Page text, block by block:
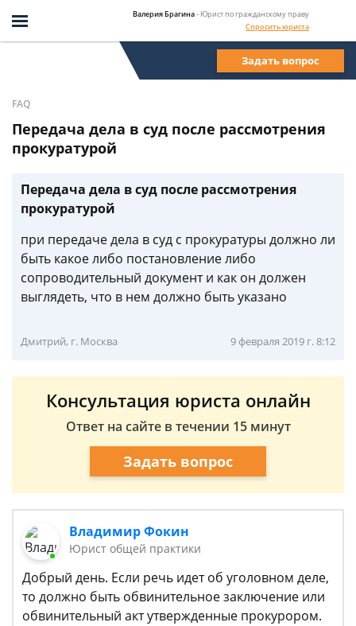
Валерия Брагина- Юрист по гражданскому праву
Спросить юриста
Задать вопрос
FAQ
Передача дела в суд после рассмотрения
прокуратурой
Передача дела в суд после рассмотрения
прокуратурой
при передаче дела в суд с прокуратуры должно ли
быть какое либо постановление либо
сопроводительный документ и как он должен
выглядеть, что в нем должно быть указано
Дмитрий, г. Москва 9 февраля 2019 г. 8:12
Консультация юриста онлайн
Ответ на сайте в течении 15 минут
Задать вопрос
Владимир Фокин
Юрист общей практики
Добрый день. Если речь идет об уголовном деле,
то должно быть обвинительное заключение или
обвинительный акт утвержденные прокурором.